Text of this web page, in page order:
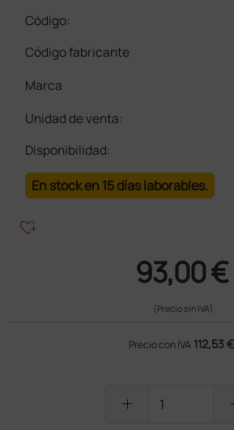
Código:
Código fabricante
Marca
Unidad de venta:
Disponibilidad:
En stock en 15 días laborables.
heart_plus
93,00 €
(Precio sin IVA)
Precio con IVA 112,53 €
add